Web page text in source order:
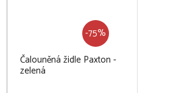
-75%
Čalouněná židle Paxton -
zelená